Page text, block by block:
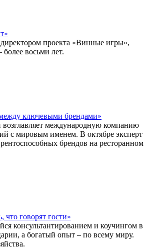
проекта «Винные игры»,
восьми лет.
ключевыми брендами»
возглавляет международную компанию
с мировым именем. В октябре эксперт
брендов на ресторанном
говорят гости»
консультантированием и коучингом в
а богатый опыт – по всему миру.